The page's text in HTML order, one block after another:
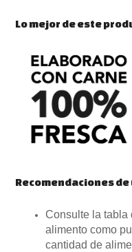
Lo mejor de este
Recomendaciones de
Consulte la tabla
alimento como
cantidad de